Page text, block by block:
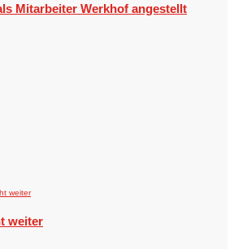
Mitarbeiter Werkhof angestellt
weiter